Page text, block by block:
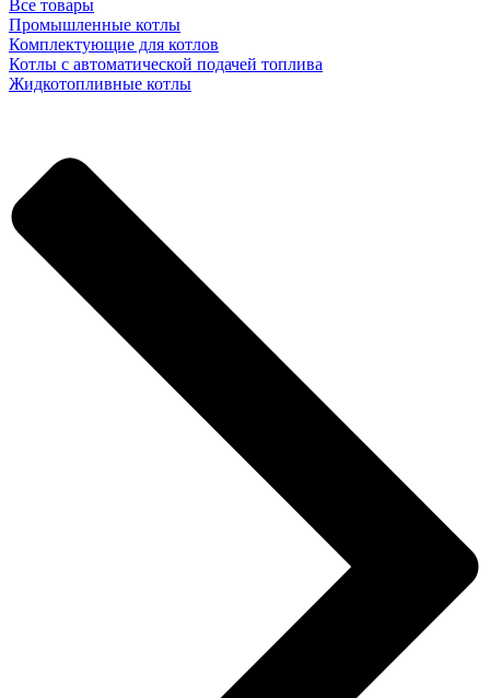
Все товары
Промышленные котлы
Комплектующие для котлов
Котлы с автоматической подачей топлива
Жидкотопливные котлы